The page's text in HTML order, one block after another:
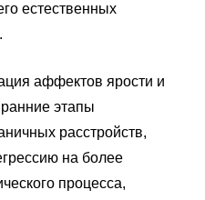
естественных
аффектов ярости и
ранние этапы
расстройств,
на более
процесса,